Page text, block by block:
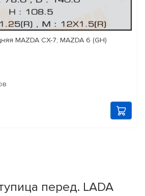
MAZDA CX-7; MAZDA 6 (GH)
перед. LADA